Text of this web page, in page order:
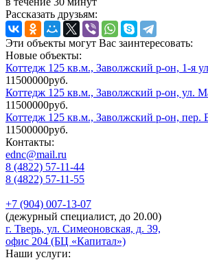
Рассказать друзьям:
Эти объекты могут Вас заинтересовать:
Новые объекты:
Коттедж 125 кв.м., Заволжский р-он, 1-я
11500000руб.
Коттедж 125 кв.м., Заволжский р-он, ул.
11500000руб.
Коттедж 125 кв.м., Заволжский р-он, пер.
11500000руб.
Контакты:
ednc@mail.ru
8 (4822) 57-11-44
8 (4822) 57-11-55
+7 (904) 007-13-07
(дежурный специалист, до 20.00)
г. Тверь, ул. Симеоновская, д. 39,
офис 204 (БЦ «Капитал»)
Наши услуги: